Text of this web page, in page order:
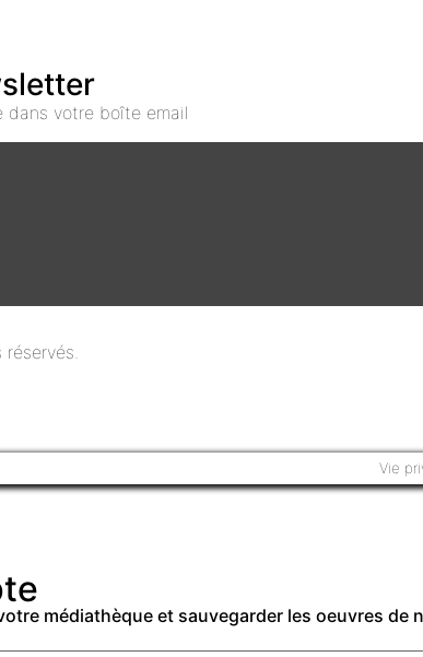
dans votre boîte email
Vie
médiathèque et sauvegarder les oeuvres de